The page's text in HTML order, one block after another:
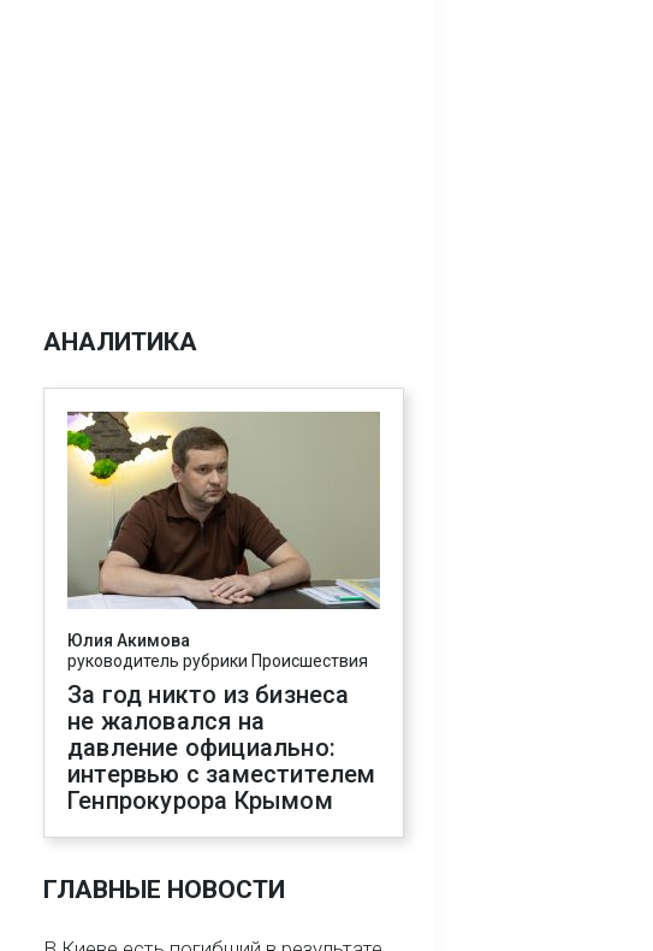
АНАЛИТИКА
Юлия Акимова
руководитель рубрики Происшествия
За год никто из бизнеса
не жаловался на
давление официально:
интервью с заместителем
Генпрокурора Крымом
ГЛАВНЫЕ НОВОСТИ